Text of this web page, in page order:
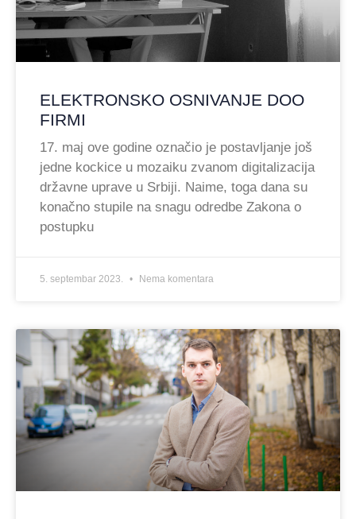
ELEKTRONSKO OSNIVANJE DOO
FIRMI
17. maj ove godine označio je postavljanje još
jedne kockice u mozaiku zvanom digitalizacija
državne uprave u Srbiji. Naime, toga dana su
konačno stupile na snagu odredbe Zakona o
postupku
5. septembar 2023. Nema komentara